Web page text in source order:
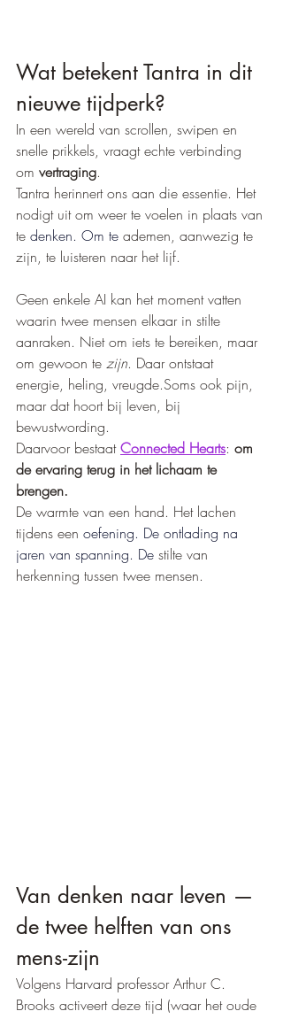
Wat betekent Tantra in dit
nieuwe tijdperk?
In een wereld van scrollen, swipen en
snelle prikkels, vraagt echte verbinding
om vertraging.
Tantra herinnert ons aan die essentie. Het
nodigt uit om weer te voelen in plaats van
te denken. Om te ademen, aanwezig te
zijn, te luisteren naar het lijf.
Geen enkele AI kan het moment vatten
waarin twee mensen elkaar in stilte
aanraken. Niet om iets te bereiken, maar
om gewoon te zijn. Daar ontstaat
energie, heling, vreugde.Soms ook pijn,
maar dat hoort bij leven, bij
bewustwording.
Daarvoor bestaat Connected Hearts: om
de ervaring terug in het lichaam te
brengen.
De warmte van een hand. Het lachen
tijdens een oefening. De ontlading na
jaren van spanning. De stilte van
herkenning tussen twee mensen.
Van denken naar leven —
de twee helften van ons
mens-zijn
Volgens Harvard professor Arthur C.
Brooks activeert deze tijd (waar het oude